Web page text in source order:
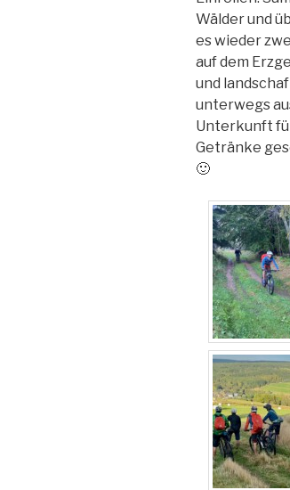
Wälder und
es wieder
auf dem
und
unterwegs
Unterkunft
Getränke
🙂